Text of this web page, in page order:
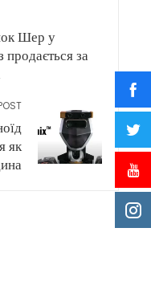
Шер у
продається за
як